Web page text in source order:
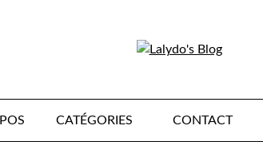
CATÉGORIES CONTACT